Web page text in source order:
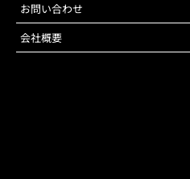
お問い合わせ
会社概要